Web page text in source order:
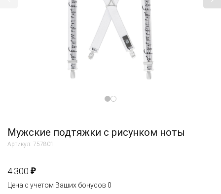
Мужские подтяжки с рисунком ноты
Артикул: 757801
4.300 ₽
Цена с учетом Ваших бонусов 0